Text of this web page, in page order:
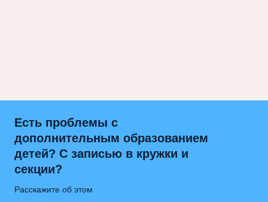
Есть проблемы с
дополнительным образованием
детей? С записью в кружки и
секции?
Расскажите об этом